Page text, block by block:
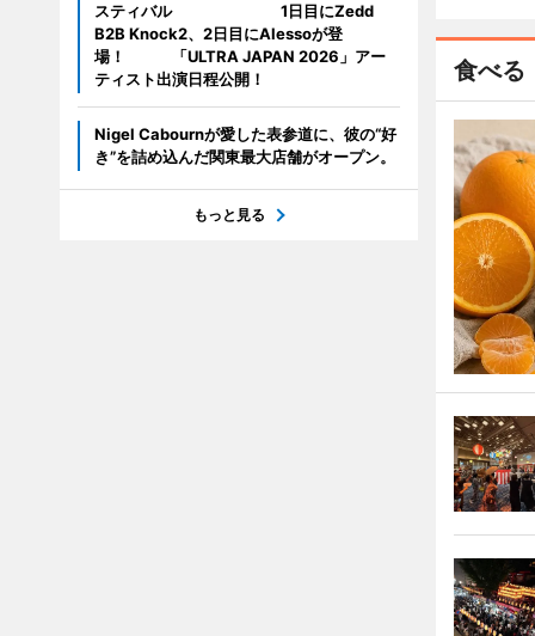
食べる
スティバル 1日目にZedd
B2B Knock2、2日目にAlessoが登
場！ 「ULTRA JAPAN 2026」アー
ティスト出演日程公開！
Nigel Cabournが愛した表参道に、彼の“好
き”を詰め込んだ関東最大店舗がオープン。
もっと見る